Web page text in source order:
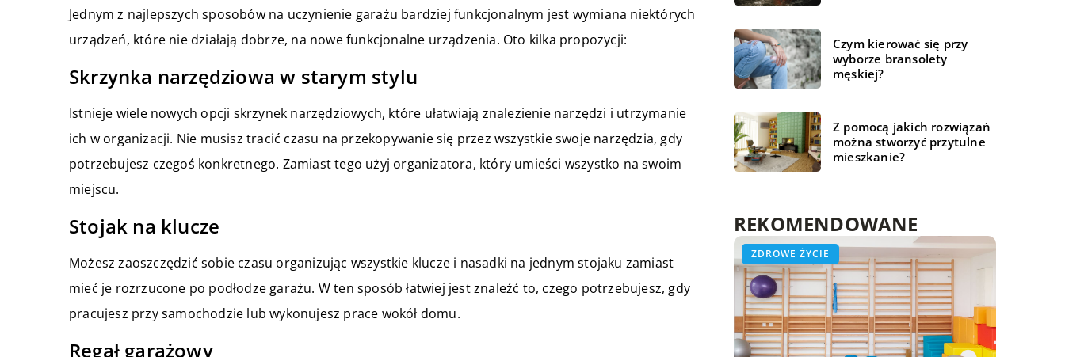
Jednym z najlepszych sposobów na uczynienie garażu bardziej funkcjonalnym jest wymiana niektórych
urządzeń, które nie działają dobrze, na nowe funkcjonalne urządzenia. Oto kilka propozycji:
Skrzynka narzędziowa w starym stylu
Istnieje wiele nowych opcji skrzynek narzędziowych, które ułatwiają znalezienie narzędzi i utrzymanie
ich w organizacji. Nie musisz tracić czasu na przekopywanie się przez wszystkie swoje narzędzia, gdy
potrzebujesz czegoś konkretnego. Zamiast tego użyj organizatora, który umieści wszystko na swoim
miejscu.
Stojak na klucze
Możesz zaoszczędzić sobie czasu organizując wszystkie klucze i nasadki na jednym stojaku zamiast
mieć je rozrzucone po podłodze garażu. W ten sposób łatwiej jest znaleźć to, czego potrzebujesz, gdy
pracujesz przy samochodzie lub wykonujesz prace wokół domu.
Regał garażowy
Czym kierować się przy
wyborze bransolety
męskiej?
Z pomocą jakich rozwiązań
można stworzyć przytulne
mieszkanie?
REKOMENDOWANE
TECHNOLOGIA
ZDROWE ŻYCIE
NIERUCHOMOŚCI